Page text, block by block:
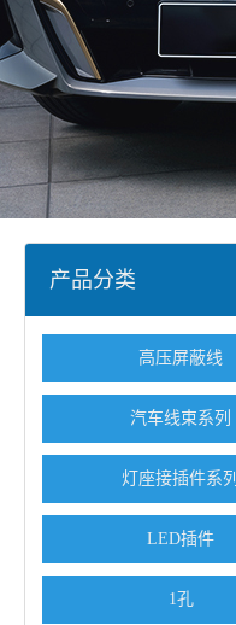
产品分类
高压屏蔽线
汽车线束系列
灯座接插件系列
LED插件
1孔